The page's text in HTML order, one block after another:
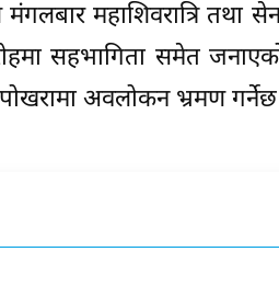
महाशिवरात्रि तथा
सहभागिता समेत
पोखरामा अवलोकन भ्रमण